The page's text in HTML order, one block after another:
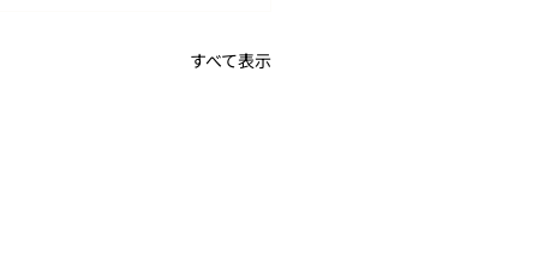
すべて表示